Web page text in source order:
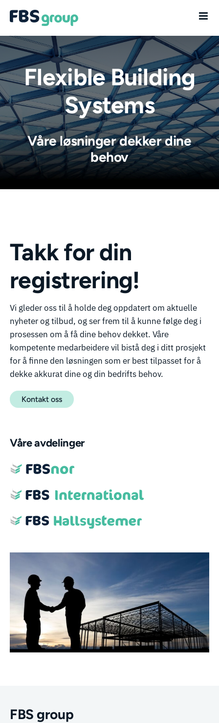
Flexible Building
Systems
Våre løsninger dekker dine
behov
Våre avdelinger
Takk for din
registrering!
Vi gleder oss til å holde deg oppdatert om aktuelle
nyheter og tilbud, og ser frem til å kunne følge deg i
prosessen om å få dine behov dekket. Våre
kompetente medarbeidere vil bistå deg i ditt prosjekt
for å finne den løsningen som er best tilpasset for å
dekke akkurat dine og din bedrifts behov.
Kontakt oss
FBS group